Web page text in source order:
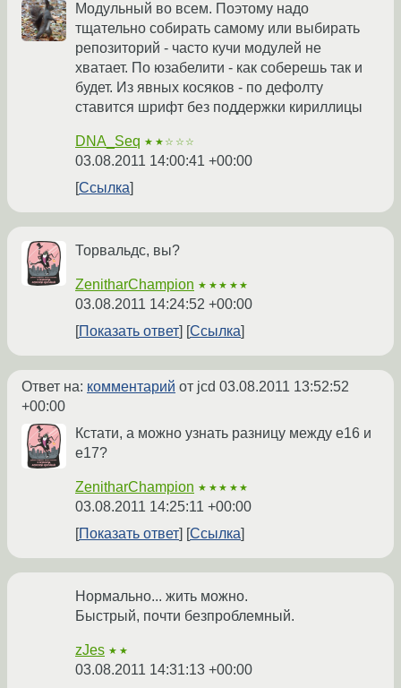
Модульный во всем. Поэтому надо
тщательно собирать самому или выбирать
репозиторий - часто кучи модулей не
хватает. По юзабелити - как соберешь так и
будет. Из явных косяков - по дефолту
ставится шрифт без поддержки кириллицы
DNA_Seq ★★☆☆☆
03.08.2011 14:00:41 +00:00
Ссылка
Торвальдс, вы?
ZenitharChampion ★★★★★
03.08.2011 14:24:52 +00:00
Показать ответ
Ссылка
Ответ на: комментарий от jcd 03.08.2011 13:52:52
+00:00
Кстати, а можно узнать разницу между e16 и
e17?
ZenitharChampion ★★★★★
03.08.2011 14:25:11 +00:00
Показать ответ
Ссылка
Нормально... жить можно.
Быстрый, почти безпроблемный.
zJes ★★
03.08.2011 14:31:13 +00:00